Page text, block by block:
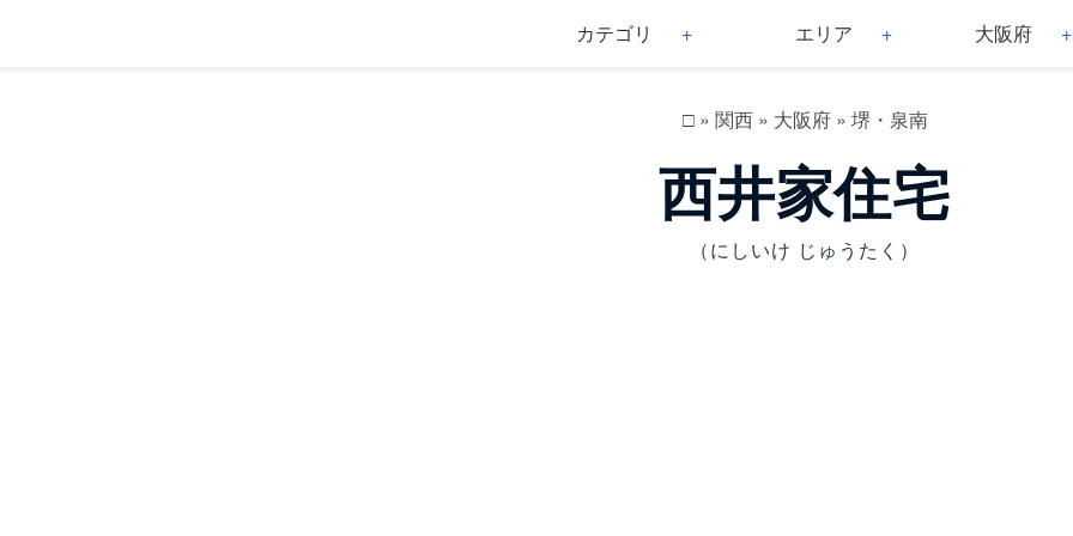
カテゴリ エリア 大阪府
□» 関西» 大阪府» 堺・泉南
西井家住宅
（にしいけ じゅうたく）